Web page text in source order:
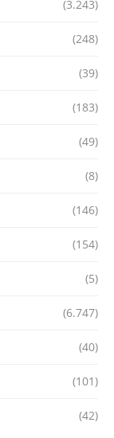
(3.243)
(248)
(39)
(183)
(49)
(8)
(146)
(154)
(5)
(6.747)
(40)
(101)
(42)